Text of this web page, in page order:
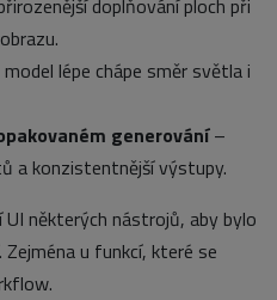
lépe chápe směr světla i
generování–
a konzistentnější výstupy.
UI některých nástrojů, aby bylo
u funkcí, které se